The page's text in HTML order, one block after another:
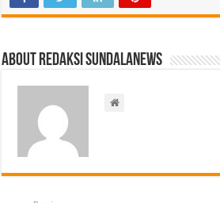
About Redaksi Sundalanews